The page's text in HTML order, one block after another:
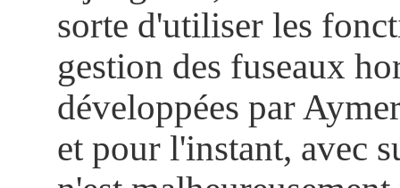
sorte d'utiliser les
gestion des fuseaux
développées par
et pour l'instant, avec